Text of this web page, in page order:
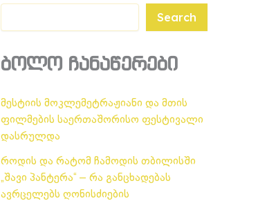
Search
ბოლო ჩანაწერები
მესტიის მოკლემეტრაჟიანი და მთის
ფილმების საერთაშორისო ფესტივალი
დასრულდა
როდის და რატომ ჩამოდის თბილისში
„შავი პანტერა“ – რა განცხადებას
ავრცელებს ღონისძიების